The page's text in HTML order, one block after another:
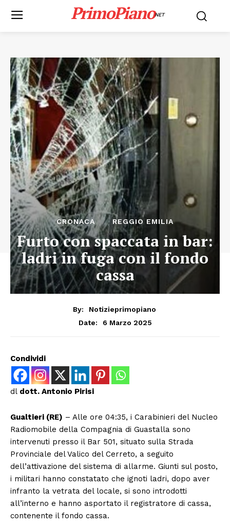
PrimoPianoNET
CRONACA REGGIO EMILIA
Furto con spaccata in bar:
ladri in fuga con il fondo
cassa
By:
Notizieprimopiano
Date:
6 Marzo 2025
Condividi
dl dott. Antonio Pirisi
Gualtieri (RE) – Alle ore 04:35, i Carabinieri del Nucleo
Radiomobile della Compagnia di Guastalla sono
intervenuti presso il Bar 501, situato sulla Strada
Provinciale del Valico del Cerreto, a seguito
dell’attivazione del sistema di allarme. Giunti sul posto,
i militari hanno constatato che ignoti ladri, dopo aver
infranto la vetrata del locale, si sono introdotti
all’interno e hanno asportato il registratore di cassa,
contenente il fondo cassa.